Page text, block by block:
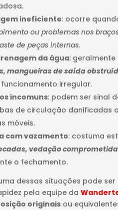
ineficiente: ocorre
ou problemas nos
de peças internas.
da água:
mangueiras de saída
irregular.
incomuns: podem ser sinal
de circulação danificadas
móveis.
com vazamento: costuma
vedação
o fechamento.
dessas situações pode
pela equipe da
originaisou